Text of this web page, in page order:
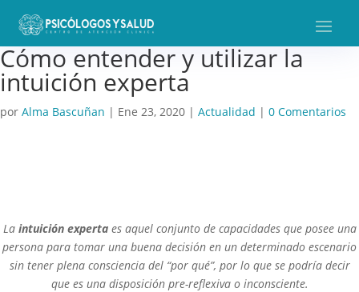
Cómo entender y utilizar la
intuición experta
por Alma Bascuñan | Ene 23, 2020 | Actualidad | 0 Comentarios
La intuición expertaes aquel conjunto de capacidades que posee una
persona para tomar una buena decisión en un determinado escenario
sin tener plena consciencia del “por qué”, por lo que se podría decir
que es una disposición pre-reflexiva o inconsciente.